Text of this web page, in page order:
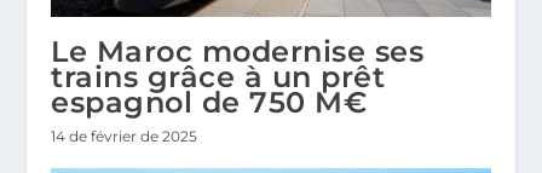
Le Maroc modernise ses
trains grâce à un prêt
espagnol de 750 M€
14 de février de 2025